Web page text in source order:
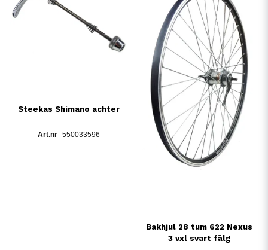
Steekas Shimano achter
550033596
Bakhjul 28 tum 622 Nexus
3 vxl svart fälg